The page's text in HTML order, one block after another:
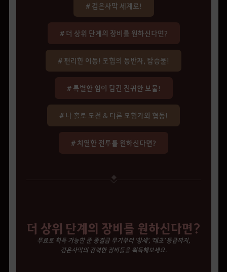
# 검은사막 세계로!
# 더 상위 단계의 장비를 원하신다면?
# 편리한 이동! 모험의 동반자, 탑승물!
# 특별한 힘이 담긴 진귀한 보물!
# 나 홀로 도전 & 다른 모험가와 협동!
# 치열한 전투를 원하신다면?
더 상위 단계의 장비를 원하신다면?
무료로 획득 가능한 준 종결급 무기부터 '창세', '태초' 등급까지,
검은사막의 강력한 장비들을 획득해보세요.